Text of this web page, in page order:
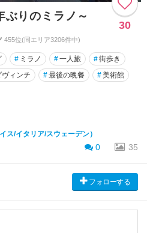
りのミラノ～
30
455位(同エリア3206件中)
# ミラノ #一人旅 #街歩き
ィンチ #最後の晩餐 #美術館
ス/イタリア/スウェーデン）
0 35
フォローする